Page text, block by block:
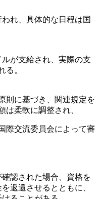
われ、具体的な日程は国
が支給され、実際の支
る。
則に基づき、関連規定を
は柔軟に調整され、
流委員会によって審
認された場合、資格を
返還させるとともに、